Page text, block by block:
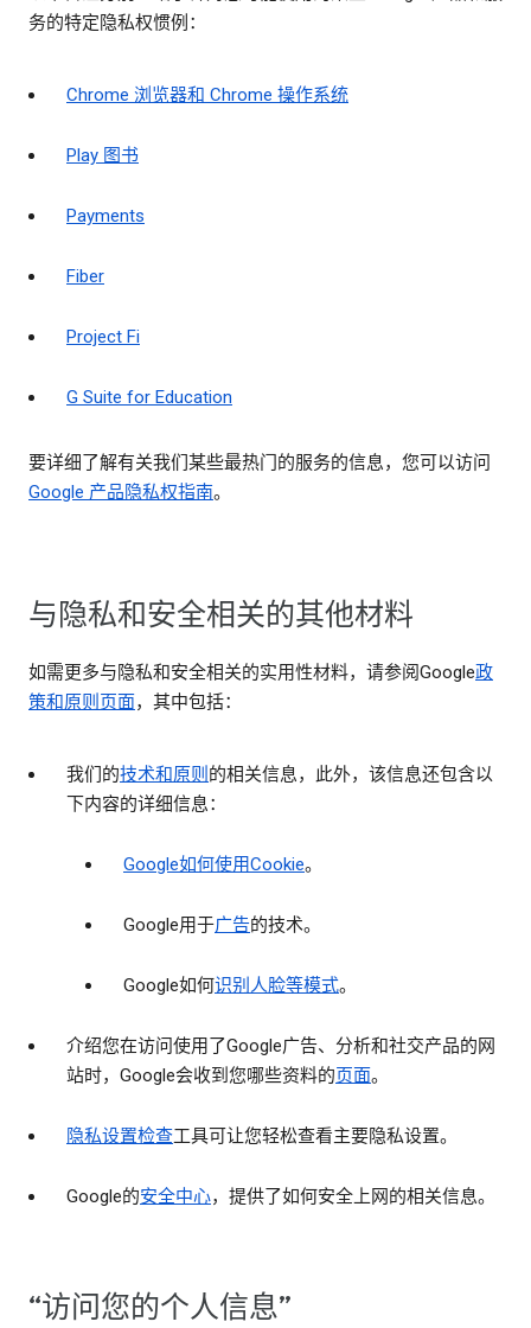
务的特定隐私权惯例：
Chrome 浏览器和 Chrome 操作系统
Play 图书
Payments
Fiber
Project Fi
G Suite for Education
要详细了解有关我们某些最热门的服务的信息，您可以访问
Google 产品隐私权指南。
与隐私和安全相关的其他材料
如需更多与隐私和安全相关的实用性材料，请参阅Google政
策和原则页面，其中包括：
我们的技术和原则 的相关信息，此外，该信息还包含以
下内容的详细信息：
Google如何使用Cookie。
Google用于广告的技术。
Google如何识别人脸等模式。
介绍您在访问使用了Google广告、分析和社交产品的网
站时，Google会收到您哪些资料的页面。
隐私设置检查工具可让您轻松查看主要隐私设置。
Google的安全中心，提供了如何安全上网的相关信息。
“访问您的个人信息”